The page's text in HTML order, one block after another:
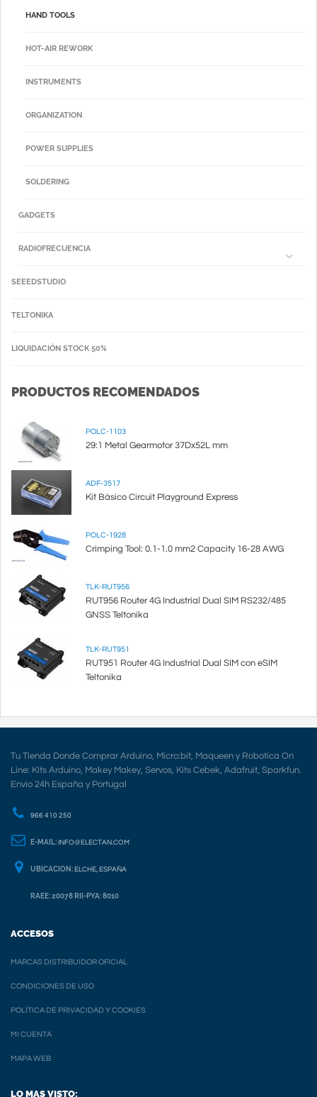
HAND TOOLS
HOT-AIR REWORK
INSTRUMENTS
ORGANIZATION
POWER SUPPLIES
SOLDERING
GADGETS
RADIOFRECUENCIA
SEEEDSTUDIO
TELTONIKA
LIQUIDACIÓN STOCK 50%
PRODUCTOS RECOMENDADOS
POLC-1103
29:1 Metal Gearmotor 37Dx52L mm
ADF-3517
Kit Básico Circuit Playground Express
POLC-1928
Crimping Tool: 0.1-1.0 mm2 Capacity 16-28 AWG
TLK-RUT956
RUT956 Router 4G Industrial Dual SIM RS232/485
GNSS Teltonika
TLK-RUT951
RUT951 Router 4G Industrial Dual SIM con eSIM
Teltonika
Tu Tienda Donde Comprar Arduino, Micro:bit, Maqueen y Robotica On
Line: Kits Arduino, Makey Makey, Servos, Kits Cebek, Adafruit, Sparkfun.
Envio 24h España y Portugal
966 410 250
E-MAIL: INFO@ELECTAN.COM
UBICACION: ELCHE, ESPAÑA
RAEE: 20078 RII-PYA: 8010
ACCESOS
MARCAS DISTRIBUIDOR OFICIAL
CONDICIONES DE USO
POLÍTICA DE PRIVACIDAD Y COOKIES
MI CUENTA
MAPA WEB
LO MAS VISTO: